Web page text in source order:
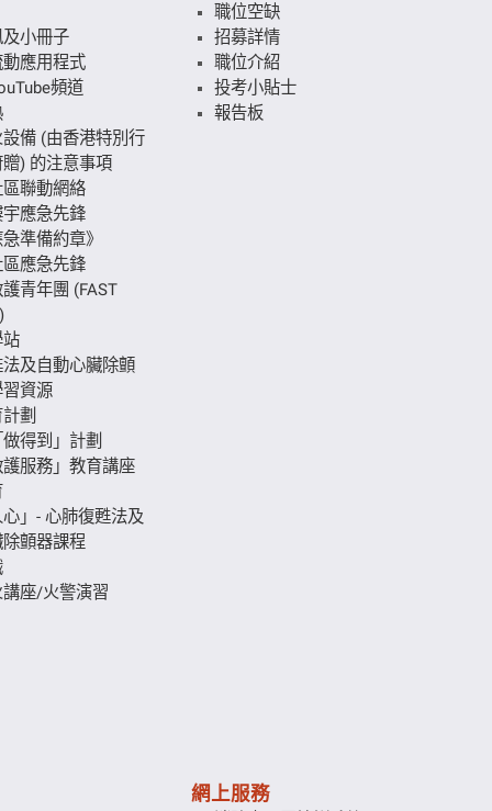
小冊子
應用程式
頻道
備 (由香港特別行
) 的注意事項
聯動網絡
應急先鋒
準備約章》
應急先鋒
青年團 (FAST
站
及自動心臟除顫
資源
劃
得到」計劃
服務」教育講座
」- 心肺復甦法及
顫器課程
座/火警演習
職位空缺
招募詳情
職位介紹
投考小貼士
報告板
網上服務